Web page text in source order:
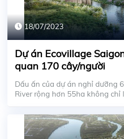
18/07/2023
Dự án Ecovillage
quan 170 cây/người
Dấu ấn của dự án nghỉ dưỡng
River rộng hơn 55ha không chỉ